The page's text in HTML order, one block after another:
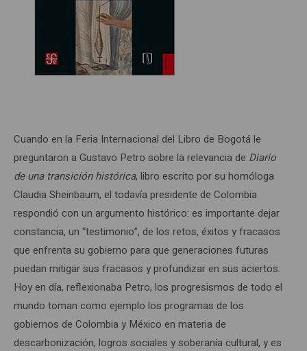
Cuando en la Feria Internacional del Libro de Bogotá le
preguntaron a Gustavo Petro sobre la relevancia de Diario
de una transición histórica, libro escrito por su homóloga
Claudia Sheinbaum, el todavía presidente de Colombia
respondió con un argumento histórico: es importante dejar
constancia, un “testimonio”, de los retos, éxitos y fracasos
que enfrenta su gobierno para que generaciones futuras
puedan mitigar sus fracasos y profundizar en sus aciertos.
Hoy en día, reflexionaba Petro, los progresismos de todo el
mundo toman como ejemplo los programas de los
gobiernos de Colombia y México en materia de
descarbonización, logros sociales y soberanía cultural, y es